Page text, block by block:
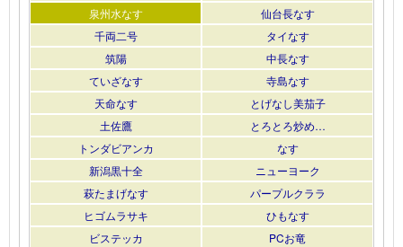
泉州水なす
仙台長なす
千両二号
タイなす
筑陽
中長なす
ていざなす
寺島なす
天命なす
とげなし美茄子
土佐鷹
とろとろ炒め…
トンダビアンカ
なす
新潟黒十全
ニューヨーク
萩たまげなす
パープルクララ
ヒゴムラサキ
ひもなす
ビステッカ
PCお竜